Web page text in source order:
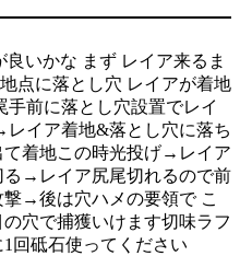
いかな まず レイア来るま
点に落とし穴 レイアが着地
手前に落とし穴設置でレイ
イア着地&落とし穴に落ち
着地この時光投げ→レイア
→レイア尻尾切れるので前
→後は穴ハメの要領で こ
穴で捕獲いけます切味ラフ
回砥石使ってください